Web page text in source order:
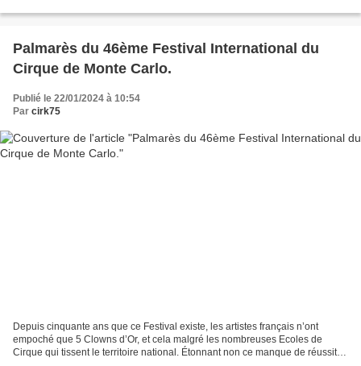
Palmarès du 46ème Festival International du
Cirque de Monte Carlo.
Publié le 22/01/2024 à 10:54
Par cirk75
Depuis cinquante ans que ce Festival existe, les artistes français n’ont
empoché que 5 Clowns d’Or, et cela malgré les nombreuses Ecoles de
Cirque qui tissent le territoire national. Étonnant non ce manque de réussite,